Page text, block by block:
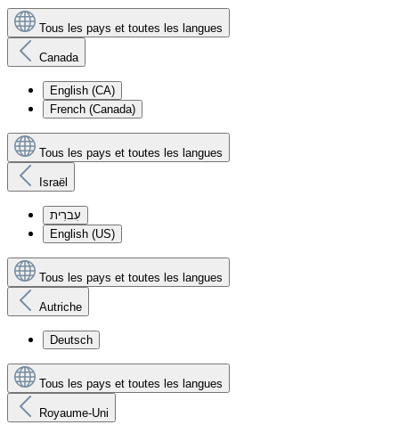
Tous les pays et toutes les langues
Canada
English (CA)
French (Canada)
Tous les pays et toutes les langues
Israël
עִברִית
English (US)
Tous les pays et toutes les langues
Autriche
Deutsch
Tous les pays et toutes les langues
Royaume-Uni